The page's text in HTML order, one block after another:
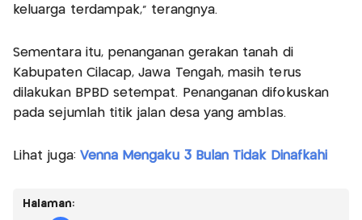
keluarga terdampak,” terangnya.
Sementara itu, penanganan gerakan tanah di
Kabupaten Cilacap, Jawa Tengah, masih terus
dilakukan BPBD setempat. Penanganan difokuskan
pada sejumlah titik jalan desa yang amblas.
Lihat juga: Venna Mengaku 3 Bulan Tidak Dinafkahi
Halaman: